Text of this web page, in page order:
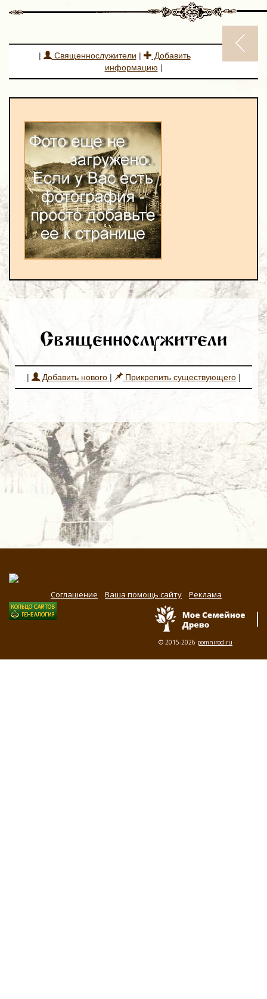
| Священнослужители |
Добавить
информацию |
Священнослужители
| Добавить нового | Прикрепить существующего|
Соглашение Ваша помощь сайту Реклама
© 2015-2026 pomnirod.ru